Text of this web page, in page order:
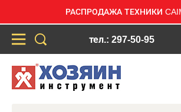
РАСПРОДАЖА ТЕХНИКИ
тел.: 297-50-95